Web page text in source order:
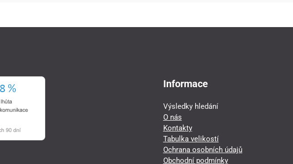
Informace
Výsledky hledání
O nás
Kontakty
Tabulka velikostí
Ochrana osobních údajů
Obchodní podmínky